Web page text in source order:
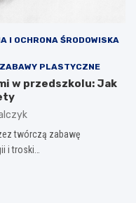
I OCHRONA ŚRODOWISKA
ZABAWY PLASTYCZNE
w przedszkolu: Jak
twórczą zabawę
i troski…